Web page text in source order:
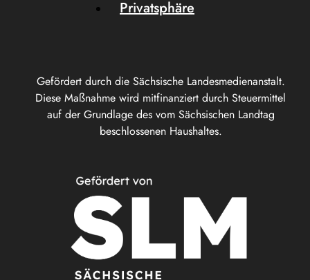
Gefördert durch die Sächsische Landesmedienanstalt.
Diese Maßnahme wird mitfinanziert durch Steuermittel
auf der Grundlage des vom Sächsischen Landtag
beschlossenen Haushaltes.
Privatsphäre